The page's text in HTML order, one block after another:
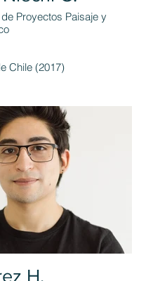
Proyectos Paisaje y
Chile (2017)
H.